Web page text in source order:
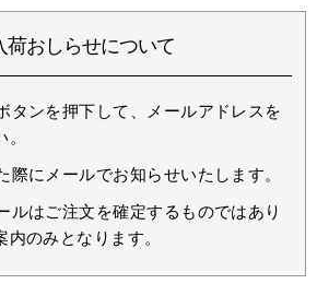
荷おしらせについて
タンを押下して、メールアドレスを
際にメールでお知らせいたします。
ルはご注文を確定するものではあり
内のみとなります。